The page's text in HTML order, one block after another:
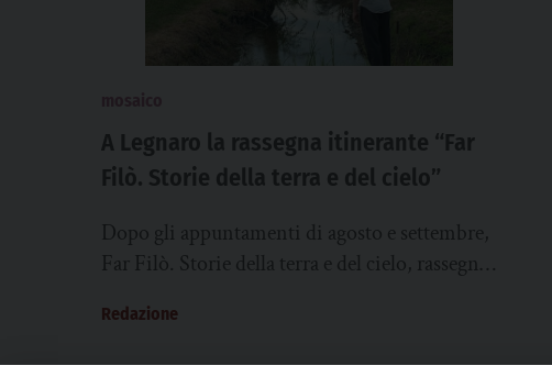
A Legnaro la rassegna itinerante “Far
Filò. Storie della terra e del cielo”
Dopo gli appuntamenti di agosto e settembre,
Far Filò. Storie della terra e del cielo, rassegna
Redazione